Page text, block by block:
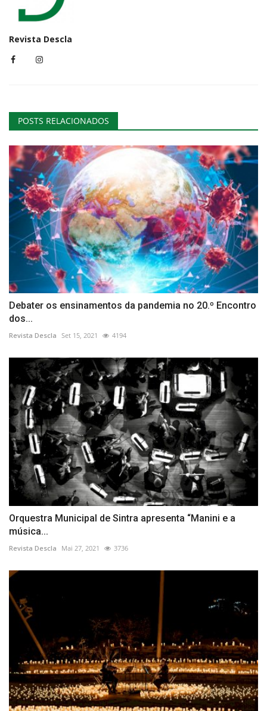
Revista Descla
POSTS RELACIONADOS
Debater os ensinamentos da pandemia no 20.º Encontro
dos...
Revista Descla Set 15, 2021 4194
Orquestra Municipal de Sintra apresenta “Manini e a
música...
Revista Descla Mai 27, 2021 3736